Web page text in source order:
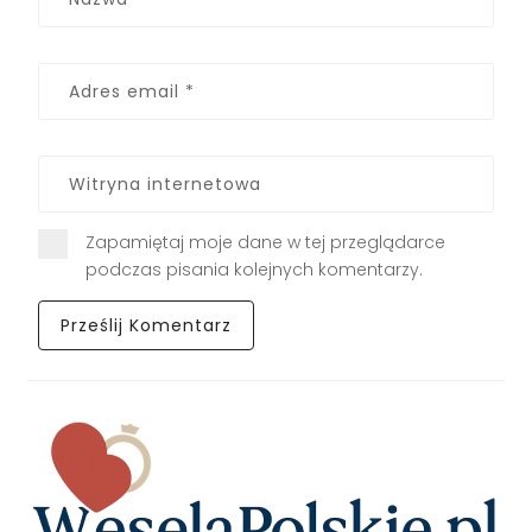
Zapamiętaj moje dane w tej przeglądarce
podczas pisania kolejnych komentarzy.